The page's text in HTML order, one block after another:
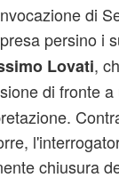
di
persino i
Lovati,
di fronte a
chiusura